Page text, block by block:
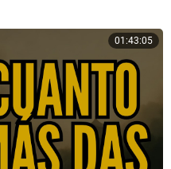
01:43:05